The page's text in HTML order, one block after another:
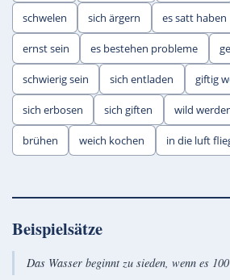
schwelen sich ärgern es satt haben
ernst sein es bestehen probleme
schwierig sein sich entladen giftig
sich erbosen sich giften wild
brühen weich kochen in die luft
Beispielsätze
Das Wasser beginnt zu sieden, wenn es